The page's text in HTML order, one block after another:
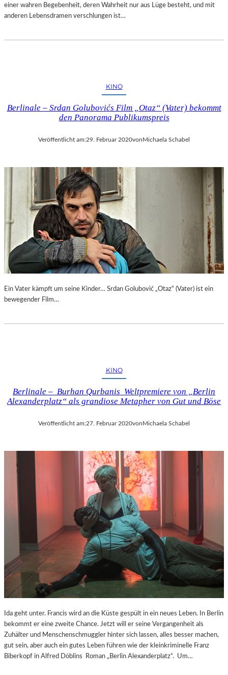
einer wahren Begebenheit, deren Wahrheit nur aus Lüge besteht, und mit
anderen Lebensdramen verschlungen ist…
KINO
Berlinale – Srdan Golubovićs Film „Otaz“ (Vater) bekommt
den Panorama Publikumspreis
Veröffentlicht am:29. Februar 2020vonMichaela Schabel
Ein Vater kämpft um seine Kinder… Srdan Golubović „Otaz“ (Vater) ist ein
bewegender Film…
KINO
Berlinale – Burhan Qurbanis Weltpremiere von „Berlin
Alexanderplatz“ als grandiose Metapher von Gut und Böse
Veröffentlicht am:27. Februar 2020vonMichaela Schabel
Ida geht unter. Francis wird an die Küste gespült in ein neues Leben. In Berlin
bekommt er eine zweite Chance. Jetzt will er seine Vergangenheit als
Zuhälter und Menschenschmuggler hinter sich lassen, alles besser machen,
gut sein, aber auch ein gutes Leben führen wie der kleinkriminelle Franz
Biberkopf in Alfred Döblins Roman „Berlin Alexanderplatz“. Um…